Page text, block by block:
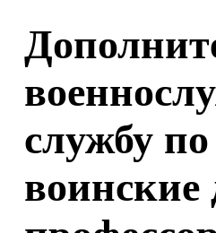
службу
воинские